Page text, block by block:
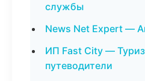
службы
News Net Expert —
ИП Fast City —
путеводители